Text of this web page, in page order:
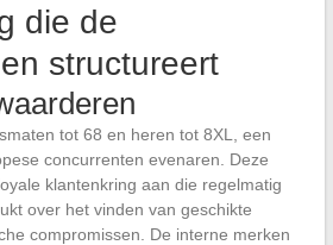
die de
structureert
tot 68 en heren tot 8XL, een
concurrenten evenaren. Deze
klantenkring aan die regelmatig
over het vinden van geschikte
compromissen. De interne merken